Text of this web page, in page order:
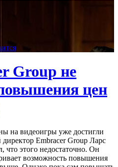
Group не
цен
на видеоигры уже достигли
Embracer Group Ларс
что этого недостаточно. Он
возможность повышения